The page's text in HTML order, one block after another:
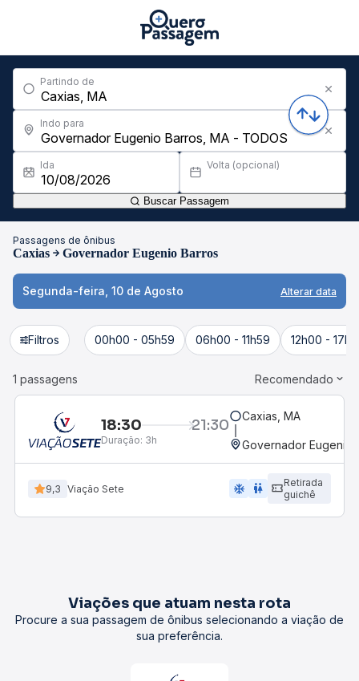
Partindo de
Indo para
Ida Volta (opcional)
Buscar Passagem
Passagens de ônibus
Caxias Governador Eugenio Barros
Segunda-feira, 10 de Agosto Alterar data
Filtros 00h00 - 05h59 06h00 - 11h59 12h00 -
1 passagens Recomendado
18:30 21:30
Duração: 3h
Caxias, MA
Governador Eugenio
9,3 Viação Sete ac_unit wc
Retirada
guichê
Viações que atuam nesta rota
Procure a sua passagem de ônibus selecionando a viação de
sua preferência.